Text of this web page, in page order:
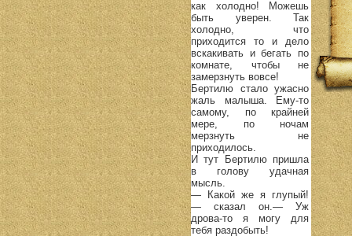
как холодно! Можешь
быть уверен. Так
холодно, что
приходится то и дело
вскакивать и бегать по
комнате, чтобы не
замерзнуть вовсе!
Бертилю стало ужасно
жаль малыша. Ему-то
самому, по крайней
мере, по ночам
мерзнуть не
приходилось.
И тут Бертилю пришла
в голову удачная
мысль.
— Какой же я глупый!
— сказал он.— Уж
дрова-то я могу для
тебя раздобыть!